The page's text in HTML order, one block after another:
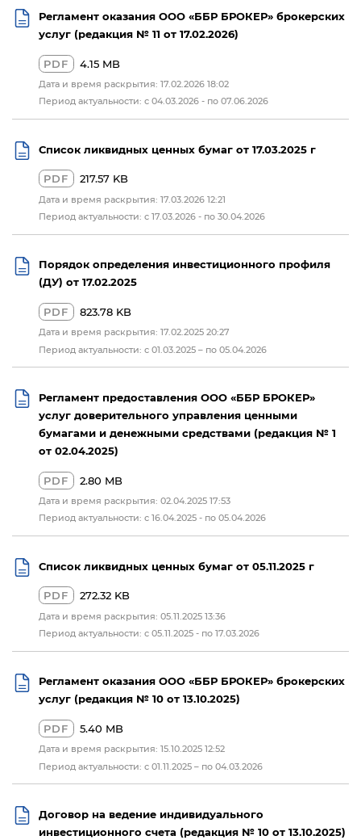
Регламент оказания ООО «ББР БРОКЕР» брокерских
услуг (редакция № 11 от 17.02.2026)
PDF 4.15 MB
Дата и время раскрытия: 17.02.2026 18:02
Период актуальности: с 04.03.2026 - по 07.06.2026
Список ликвидных ценных бумаг от 17.03.2025 г
PDF 217.57 KB
Дата и время раскрытия: 17.03.2026 12:21
Период актуальности: c 17.03.2026 - по 30.04.2026
Порядок определения инвестиционного профиля
(ДУ) от 17.02.2025
PDF 823.78 KB
Дата и время раскрытия: 17.02.2025 20:27
Период актуальности: с 01.03.2025 – по 05.04.2026
Регламент предоставления ООО «ББР БРОКЕР»
услуг доверительного управления ценными
бумагами и денежными средствами (редакция № 1
от 02.04.2025)
PDF 2.80 MB
Дата и время раскрытия: 02.04.2025 17:53
Период актуальности: с 16.04.2025 - по 05.04.2026
Список ликвидных ценных бумаг от 05.11.2025 г
PDF 272.32 KB
Дата и время раскрытия: 05.11.2025 13:36
Период актуальности: c 05.11.2025 - по 17.03.2026
Регламент оказания ООО «ББР БРОКЕР» брокерских
услуг (редакция № 10 от 13.10.2025)
PDF 5.40 MB
Дата и время раскрытия: 15.10.2025 12:52
Период актуальности: с 01.11.2025 – по 04.03.2026
Договор на ведение индивидуального
инвестиционного счета (редакция № 10 от 13.10.2025)